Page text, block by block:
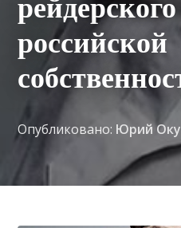
российской
Опубликовано: Юрий